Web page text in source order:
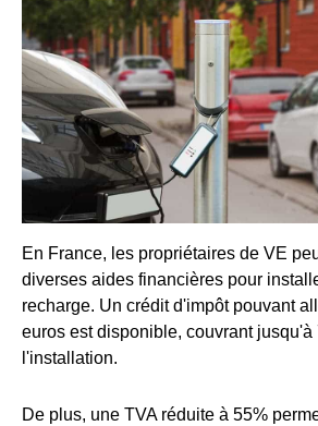
En France, les propriétaires de VE
diverses aides financières pour
recharge. Un crédit d'impôt pouvant
euros est disponible, couvrant jusqu'à
l'installation.
De plus, une TVA réduite à 55%